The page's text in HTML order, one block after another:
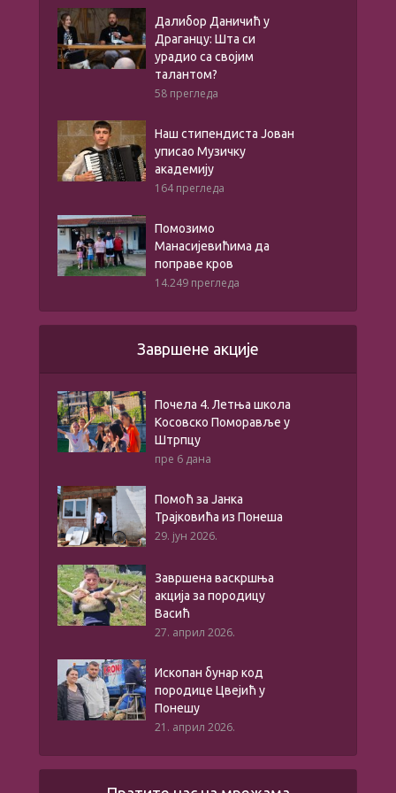
Далибор Даничић у
Драганцу: Шта си
урадио са својим
талантом?
58 прегледа
Наш стипендиста Јован
уписао Музичку
академију
164 прегледа
Помозимо
Манасијевићима да
поправе кров
14.249 прегледа
Завршене акције
Почела 4. Летња школа
Косовско Поморавље у
Штрпцу
пре 6 дана
Помоћ за Јанка
Трајковића из Понеша
29. јун 2026.
Завршена васкршња
акција за породицу
Васић
27. април 2026.
Ископан бунар код
породице Цвејић у
Понешу
21. април 2026.